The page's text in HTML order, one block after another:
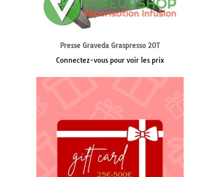
Presse Graveda Graspresso 20T
Connectez-vous pour voir les prix